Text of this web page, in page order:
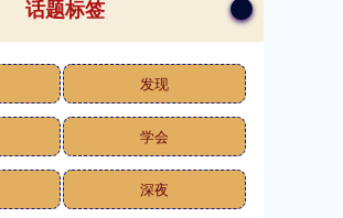
话题标签
发现
学会
深夜